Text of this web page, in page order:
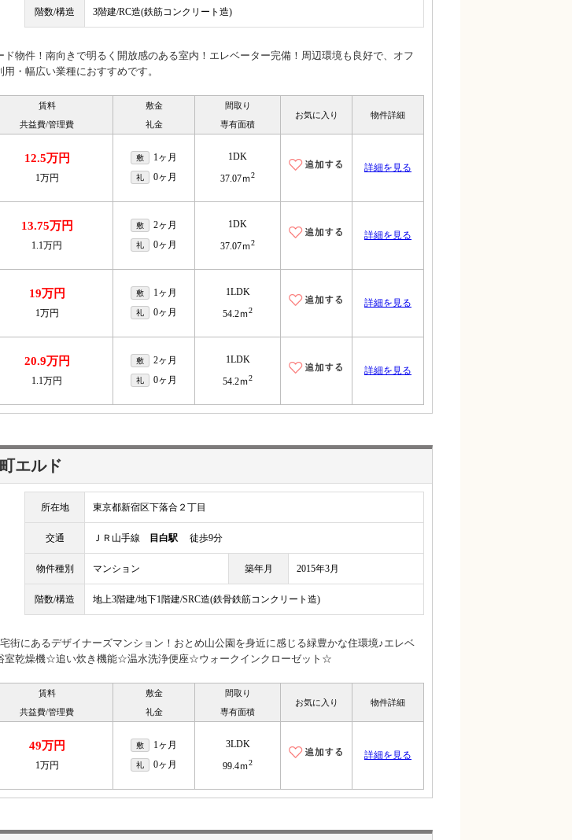
階数/構造 3階建/RC造(鉄筋コンクリート造)
物件！南向きで明るく開放感のある室内！エレベーター完備！周辺環境も良好で、オフ
・幅広い業種におすすめです。
賃料
共益費/管理費
敷金
礼金
間取り
専有面積
お気に入り 物件詳細
12.5万円
1万円
敷 1ヶ月
礼 0ヶ月
1DK
37.07ｍ2
詳細を見る
13.75万円
1.1万円
敷 2ヶ月
礼 0ヶ月
1DK
37.07ｍ2
詳細を見る
19万円
1万円
敷 1ヶ月
礼 0ヶ月
1LDK
54.2ｍ2
詳細を見る
20.9万円
1.1万円
敷 2ヶ月
礼 0ヶ月
1LDK
54.2ｍ2
詳細を見る
エルド
所在地 東京都新宿区下落合２丁目
交通 ＪＲ山手線 目白駅 徒歩9分
物件種別 マンション 築年月 2015年3月
階数/構造 地上3階建/地下1階建/SRC造(鉄骨鉄筋コンクリート造)
街にあるデザイナーズマンション！おとめ山公園を身近に感じる緑豊かな住環境♪エレベ
乾燥機☆追い炊き機能☆温水洗浄便座☆ウォークインクローゼット☆
賃料
共益費/管理費
敷金
礼金
間取り
専有面積
お気に入り 物件詳細
49万円
1万円
敷 1ヶ月
礼 0ヶ月
3LDK
99.4ｍ2
詳細を見る